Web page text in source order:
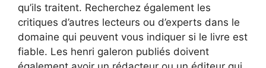
qu’ils traitent. Recherchez également les
critiques d’autres lecteurs ou d’experts dans le
domaine qui peuvent vous indiquer si le livre est
fiable. Les henri galeron publiés doivent